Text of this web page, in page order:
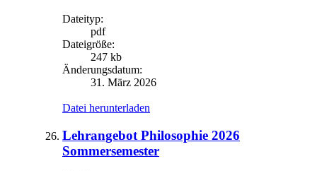
Dateityp:
pdf
Dateigröße:
247 kb
Änderungsdatum:
31. März 2026
Datei herunterladen
Lehrangebot Philosophie 2026
Sommersemester